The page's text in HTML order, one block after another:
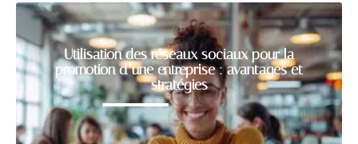
Utilisation des réseaux sociaux pour la
promotion d’une entreprise : avantages et
stratégies